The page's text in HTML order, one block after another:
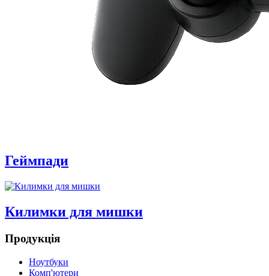
Геймпади
Килимки для мишки
Продукція
Ноутбуки
Комп'ютери